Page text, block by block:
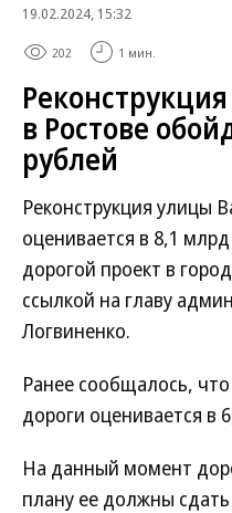
19.02.2024, 15:32
202 1 мин.
в Ростове
рублей
Реконструкция улицы
оценивается в 8,1
дорогой проект в
ссылкой на главу
Логвиненко.
Ранее сообщалось,
дороги оценивается в
На данный момент
плану ее должны